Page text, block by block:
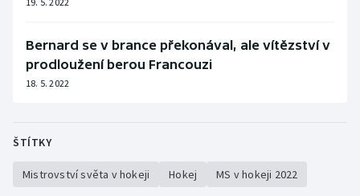
Bernard se v brance překonával, ale vítězství v
prodloužení berou Francouzi
18. 5. 2022
ŠTÍTKY
Mistrovství světa v hokeji Hokej MS v hokeji 2022